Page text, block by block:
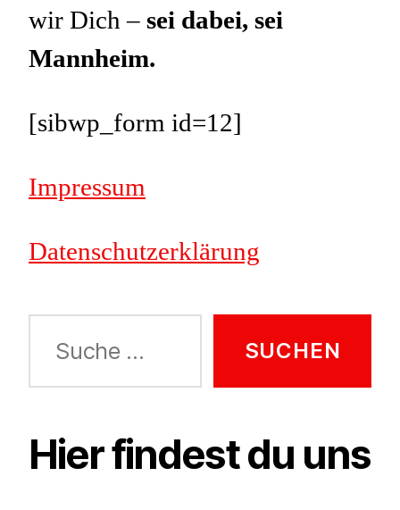
wir Dich –sei dabei, sei
Mannheim.
[sibwp_form id=12]
Impressum
Datenschutzerklärung
nach:
Hier findest du uns